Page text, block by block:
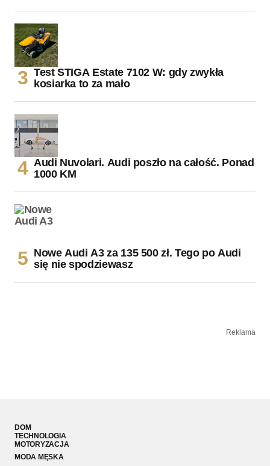
Test STIGA Estate 7102 W: gdy zwykła
kosiarka to za mało
Audi Nuvolari. Audi poszło na całość. Ponad
1000 KM
Nowe Audi A3 za 135 500 zł. Tego po Audi
się nie spodziewasz
Reklama
DOM
TECHNOLOGIA
MOTORYZACJA
MODA MĘSKA